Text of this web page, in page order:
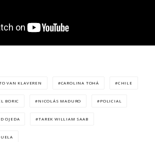
VAN KLAVEREN CAROLINA TOHÁ CHILE
BORIC NICOLÁS MADURO POLICIAL
OJEDA TAREK WILLIAM SAAB